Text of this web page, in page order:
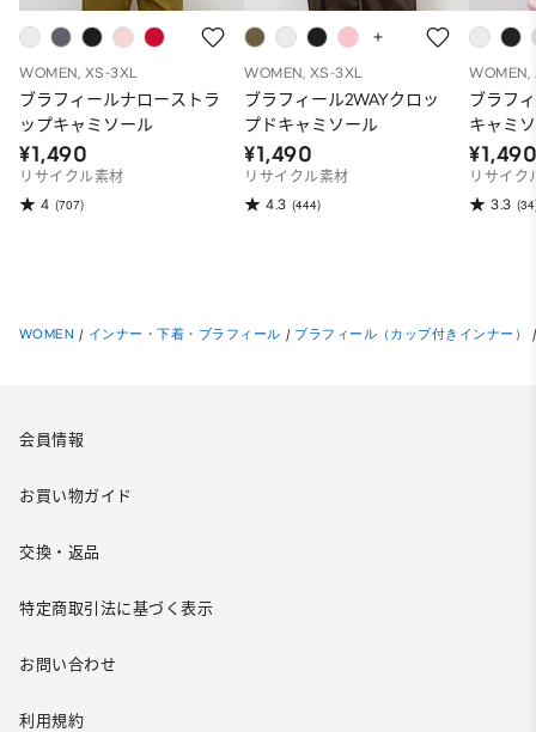
WOMEN, XS-3XL
ブラフィールナローストラ
ップキャミソール
¥1,490
リサイクル素材
4 (707)
WOMEN, XS-3XL
ブラフィール2WAYクロッ
プドキャミソール
¥1,490
リサイクル素材
4.3 (444)
WOMEN,
ブラフ
キャミ
リサイク
3.3
WOMEN / インナー・下着・ブラフィール / ブラフィール（カップ付きインナー） /
会員情報
お買い物ガイド
交換・返品
特定商取引法に基づく表示
お問い合わせ
利用規約